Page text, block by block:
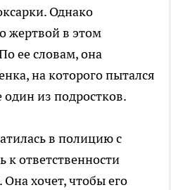
Однако
жертвой в этом
ее словам, она
на которого пытался
один из подростков.
в полицию с
к ответственности
хочет, чтобы его